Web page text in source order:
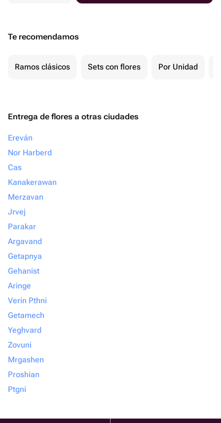
Te recomendamos
Ramos clásicos Sets con flores Por Unidad
Entrega de flores a otras ciudades
Ereván
Nor Harberd
Cas
Kanakerawan
Merzavan
Jrvej
Parakar
Argavand
Getapnya
Gehanist
Aringe
Verin Pthni
Getamech
Yeghvard
Zovuni
Mrgashen
Proshian
Ptgni